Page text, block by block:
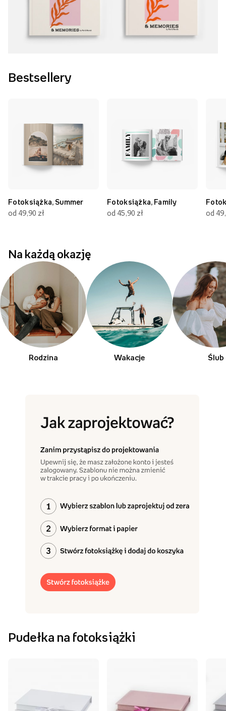
Bestsellery
Fotoksiążka, Summer
od 49,90 zł
Fotoksiążka, Family
od 45,90 zł
od
Na każdą okazję
Rodzina Wakacje Ślub
Pudełka na fotoksiążki